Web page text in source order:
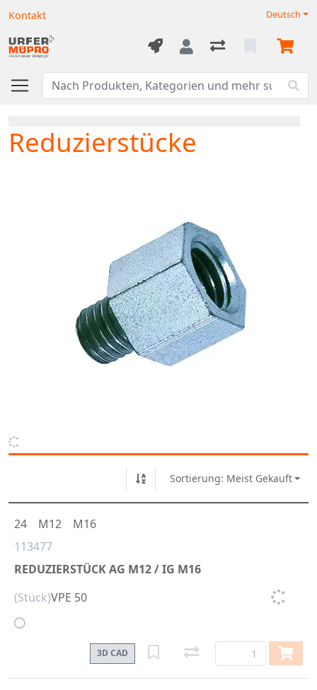
Kontakt Deutsch
Reduzierstücke
Sortierung: Meist Gekauft
113477
REDUZIERSTÜCK AG M12 / IG M16
24 M12 M16
(Stück)VPE 50
3D CAD